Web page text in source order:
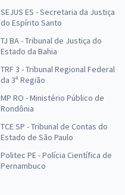
SEJUS ES - Secretaria da Justiça
do Espírito Santo
TJ BA - Tribunal de Justiça do
Estado da Bahia
TRF 3 - Tribunal Regional Federal
da 3ª Região
MP RO - Ministério Público de
Rondônia
TCE SP - Tribunal de Contas do
Estado de São Paulo
Politec PE - Polícia Científica de
Pernambuco